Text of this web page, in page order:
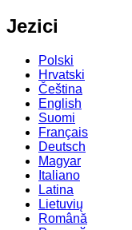
Jezici
Polski
Hrvatski
Čeština
English
Suomi
Français
Deutsch
Magyar
Italiano
Latina
Lietuvių
Română